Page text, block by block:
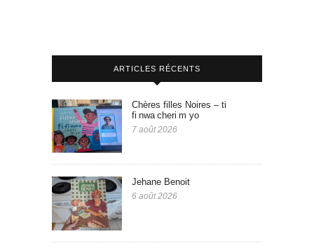
ARTICLES RÉCENTS
Chères filles Noires – ti
fi nwa cheri m yo
7 août 2026
Jehane Benoit
6 août 2026